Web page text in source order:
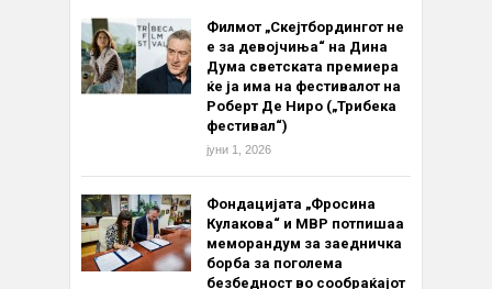
Филмот „Скејтбордингот не
е за девојчиња“ на Дина
Дума светската премиера
ќе ја има на фестивалот на
Роберт Де Ниро („Трибека
фестивал“)
јуни 1, 2026
Фондацијата „Фросина
Кулакова“ и МВР потпишаа
меморандум за заедничка
борба за поголема
безбедност во сообраќајот